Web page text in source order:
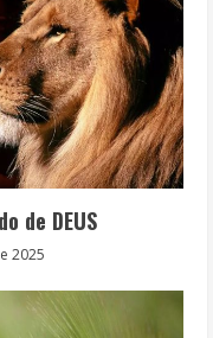
de DEUS
2025